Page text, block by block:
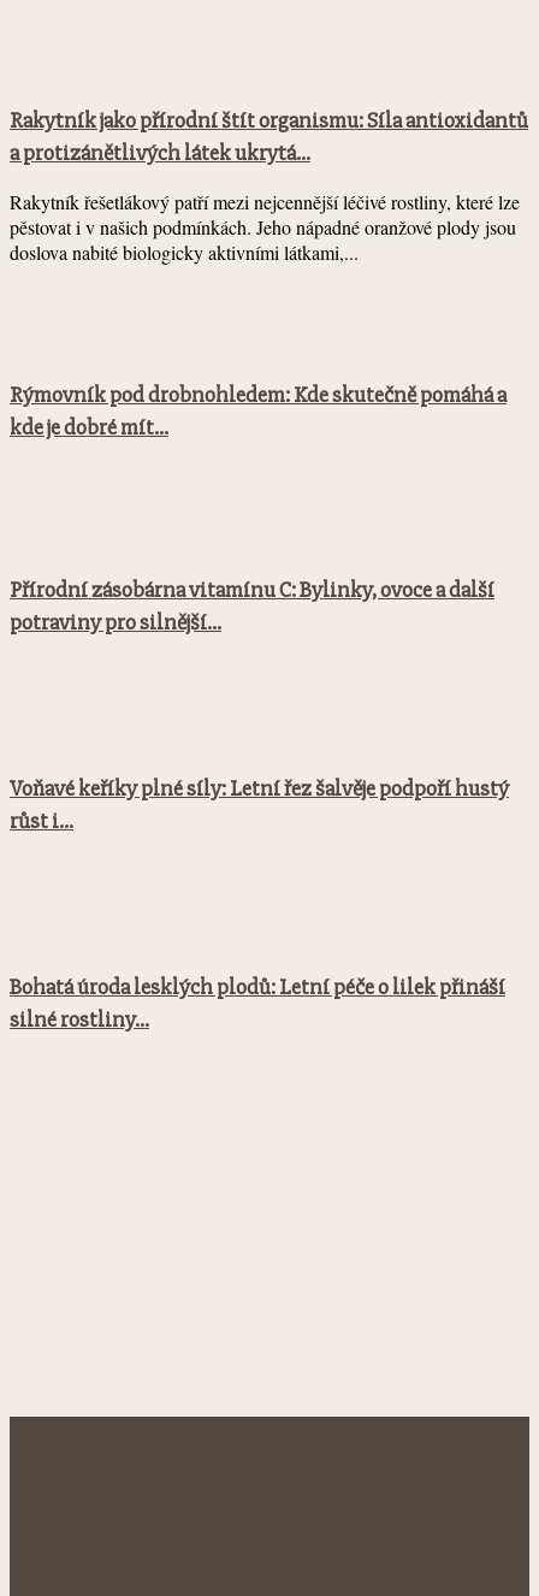
Rakytník jako přírodní štít organismu: Síla antioxidantů
a protizánětlivých látek ukrytá...
Rakytník řešetlákový patří mezi nejcennější léčivé rostliny, které lze
pěstovat i v našich podmínkách. Jeho nápadné oranžové plody jsou
doslova nabité biologicky aktivními látkami,...
Rýmovník pod drobnohledem: Kde skutečně pomáhá a
kde je dobré mít...
Přírodní zásobárna vitamínu C: Bylinky, ovoce a další
potraviny pro silnější...
Voňavé keříky plné síly: Letní řez šalvěje podpoří hustý
růst i...
Bohatá úroda lesklých plodů: Letní péče o lilek přináší
silné rostliny...